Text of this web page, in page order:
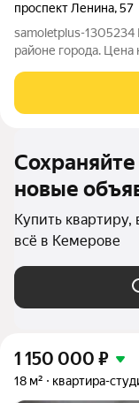
проспект Ленина,57
samoletplus-1305234
районе города.
для проживания,
рядом с остановкой
Сохраняйте
новые
Купить квартиру,
всё в Кемерове
1 150 000 ₽
18 м² квартира-